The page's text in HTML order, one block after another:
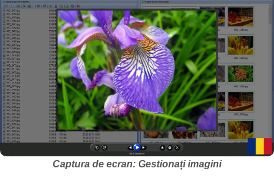
Captura de ecran: Gestionați imagini